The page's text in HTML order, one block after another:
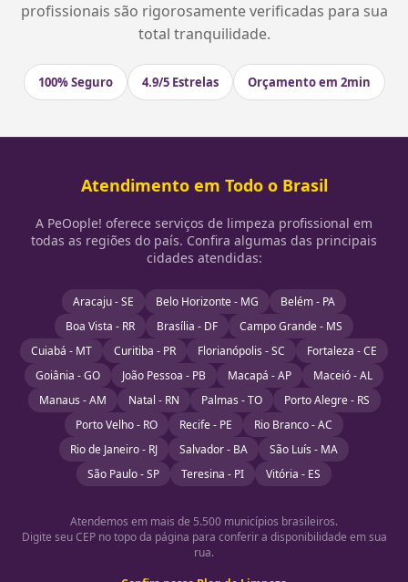
profissionais são rigorosamente verificadas para sua
total tranquilidade.
100% Seguro 4.9/5 Estrelas Orçamento em 2min
Atendimento em Todo o Brasil
A PeOople! oferece serviços de limpeza profissional em
todas as regiões do país. Confira algumas das principais
cidades atendidas:
Aracaju - SE Belo Horizonte - MG
Belém - PA
Boa Vista - RR
Brasília - DF
Campo Grande - MS
Cuiabá - MT
Curitiba - PR Florianópolis - SC
Fortaleza - CE
Goiânia - GO
João Pessoa - PB Macapá - AP
Maceió - AL
Manaus - AM
Natal - RN Palmas - TO
Porto Alegre - RS
Porto Velho - RO
Recife - PE
Rio Branco - AC
Rio de Janeiro - RJ
Salvador - BA
São Luís - MA
São Paulo - SP
Teresina - PI Vitória - ES
Atendemos em mais de 5.500 municípios brasileiros.
Digite seu CEP no topo da página para conferir a disponibilidade em sua
rua.